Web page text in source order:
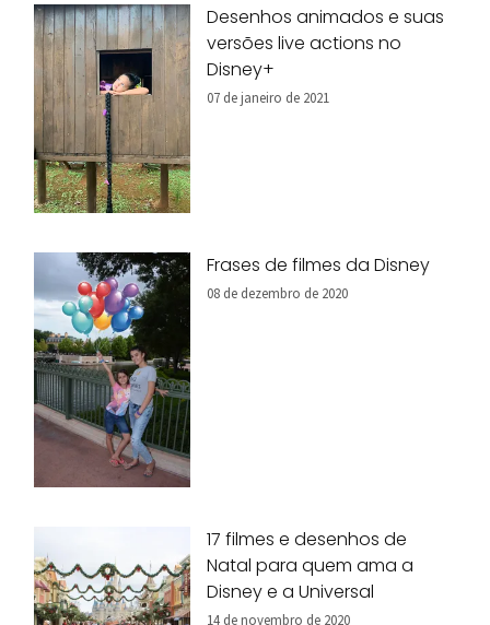
Desenhos animados e suas
versões live actions no
Disney+
07 de janeiro de 2021
Frases de filmes da Disney
08 de dezembro de 2020
17 filmes e desenhos de
Natal para quem ama a
Disney e a Universal
14 de novembro de 2020